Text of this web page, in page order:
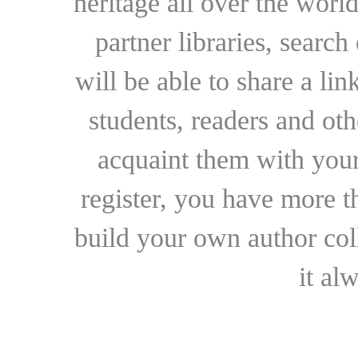
partner libraries,
will be able to share a
students, readers and
acquaint them with
register, you have more
build your own author
it